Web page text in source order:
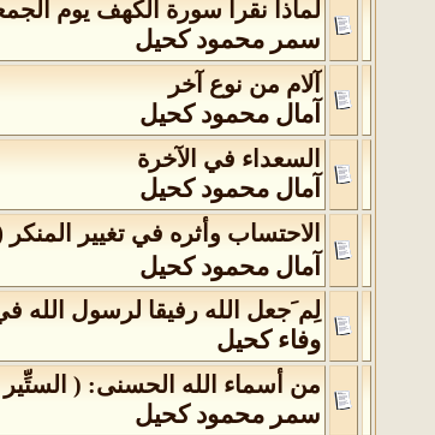
لماذا نقرأ سورة الكهف يوم
سمر محمود كحيل
آلام من نوع آخر
آمال محمود كحيل
السعداء في الآخرة
آمال محمود كحيل
الاحتساب وأثره في تغيير المنكر
آمال محمود كحيل
لِم َجعل الله رفيقا لرسول الله
وفاء كحيل
من أسماء الله الحسنى: ( الستِّير
سمر محمود كحيل